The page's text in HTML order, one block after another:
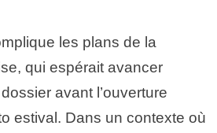
les plans de la
qui espérait avancer
avant l’ouverture
estival. Dans un contexte où